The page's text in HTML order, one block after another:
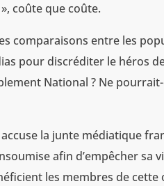
coûte que coûte.
comparaisons entre les
pour discréditer le héros
National ? Ne
la junte médiatique
afin d’empêcher
les membres de